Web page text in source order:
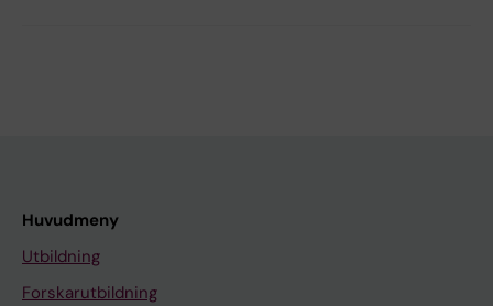
Huvudmeny
Utbildning
Forskarutbildning